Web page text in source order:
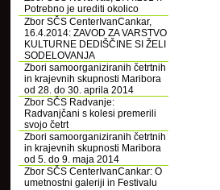
Potrebno je urediti okolico
Zbor SČS CenterIvanCankar,
16.4.2014: ZAVOD ZA VARSTVO
KULTURNE DEDIŠČINE SI ŽELI
SODELOVANJA
Zbori samoorganiziranih četrtnih
in krajevnih skupnosti Maribora
od 28. do 30. aprila 2014
Zbor SČS Radvanje:
Radvanjčani s kolesi premerili
svojo četrt
Zbori samoorganiziranih četrtnih
in krajevnih skupnosti Maribora
od 5. do 9. maja 2014
Zbor SČS CenterIvanCankar: O
umetnostni galeriji in Festivalu